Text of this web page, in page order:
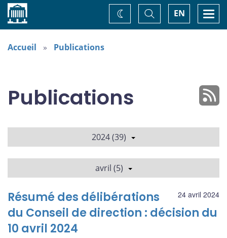
Accueil EN
Basculer
la
recherche
Changez
de
Accueil Publications
Publications
2024 (39)
avril (5)
24 avril 2024
Résumé des délibérations
du Conseil de direction : décision du
10 avril 2024